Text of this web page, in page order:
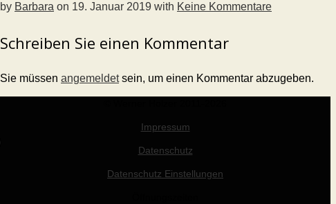
by Barbara on 19. Januar 2019 with Keine Kommentare
Schreiben Sie einen Kommentar
Sie müssen angemeldetsein, um einen Kommentar abzugeben.
Impressum
Datenschutz
Datenschutz Einstellungen